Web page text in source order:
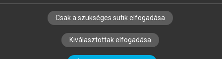
SZERZŐKNEK CÉGEKNEK KÖNYVTÁROSOKNAK
SZERKESZTÉSI ÉS LEKTORÁLÁSI ALAPELVEK
Csak a szükséges sütik elfogadása
Kiválasztottak elfogadása